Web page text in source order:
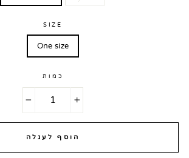
SIZE
One size
כמות
הוסף לעגלה